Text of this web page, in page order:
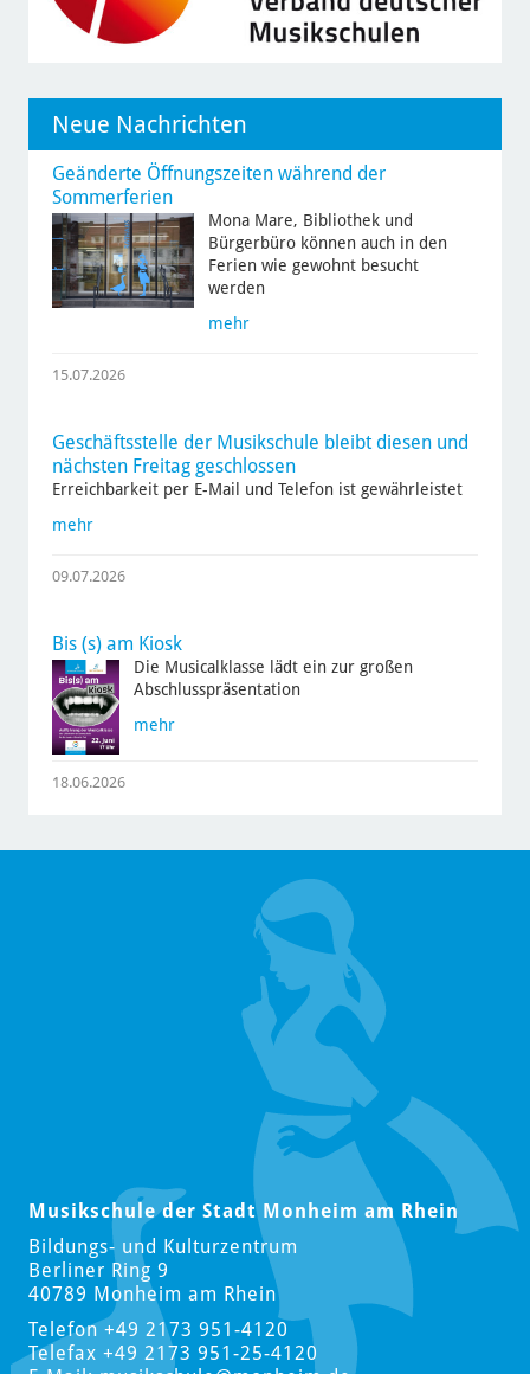
Neue Nachrichten
Geänderte Öffnungszeiten während der
Sommerferien
Mona Mare, Bibliothek und
Bürgerbüro können auch in den
Ferien wie gewohnt besucht
werden
mehr
15.07.2026
Geschäftsstelle der Musikschule bleibt diesen und
nächsten Freitag geschlossen
Erreichbarkeit per E-Mail und Telefon ist gewährleistet
mehr
09.07.2026
Bis (s) am Kiosk
Die Musicalklasse lädt ein zur großen
Abschlusspräsentation
mehr
18.06.2026
Musikschule der Stadt Monheim am Rhein
Bildungs- und Kulturzentrum
Berliner Ring 9
40789 Monheim am Rhein
Telefon +49 2173 951-4120
Telefax +49 2173 951-25-4120